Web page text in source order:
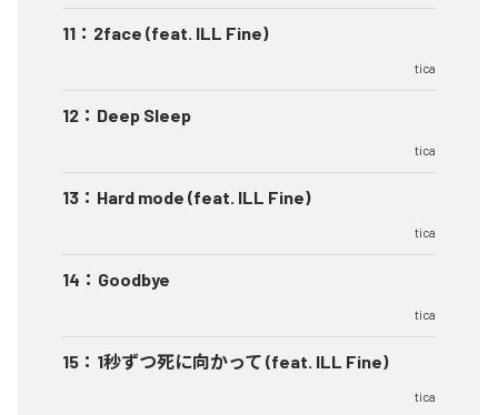
11 ： 2face (feat. ILL Fine)
tica
12 ： Deep Sleep
tica
13 ： Hard mode (feat. ILL Fine)
tica
14 ： Goodbye
tica
15 ： 1秒ずつ死に向かって (feat. ILL Fine)
tica